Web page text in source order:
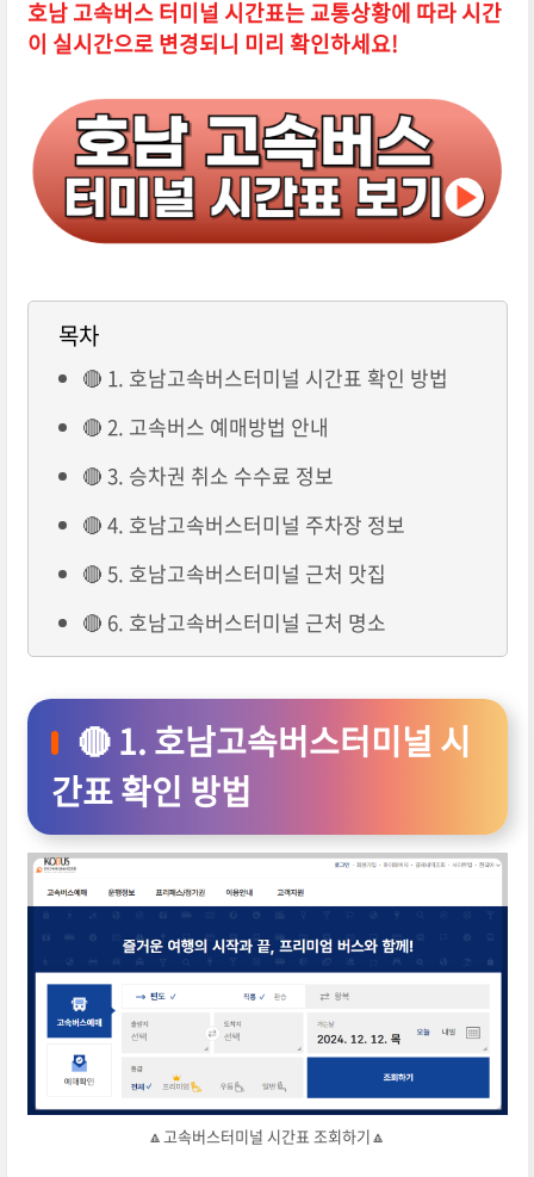
호남 고속버스 터미널 시간표는 교통상황에 따라 시간
이 실시간으로 변경되니 미리 확인하세요!
목차
🔴 1. 호남고속버스터미널 시간표 확인 방법
🔴 2. 고속버스 예매방법 안내
🔴 3. 승차권 취소 수수료 정보
🔴 4. 호남고속버스터미널 주차장 정보
🔴 5. 호남고속버스터미널 근처 맛집
🔴 6. 호남고속버스터미널 근처 명소
🔴 1. 호남고속버스터미널 시
간표 확인 방법
🔼고속버스터미널 시간표 조회하기🔼